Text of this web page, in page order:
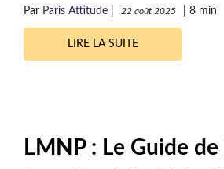
Par Paris Attitude 22 août 2025 8 min
LIRE LA SUITE
LMNP : Le Guide de